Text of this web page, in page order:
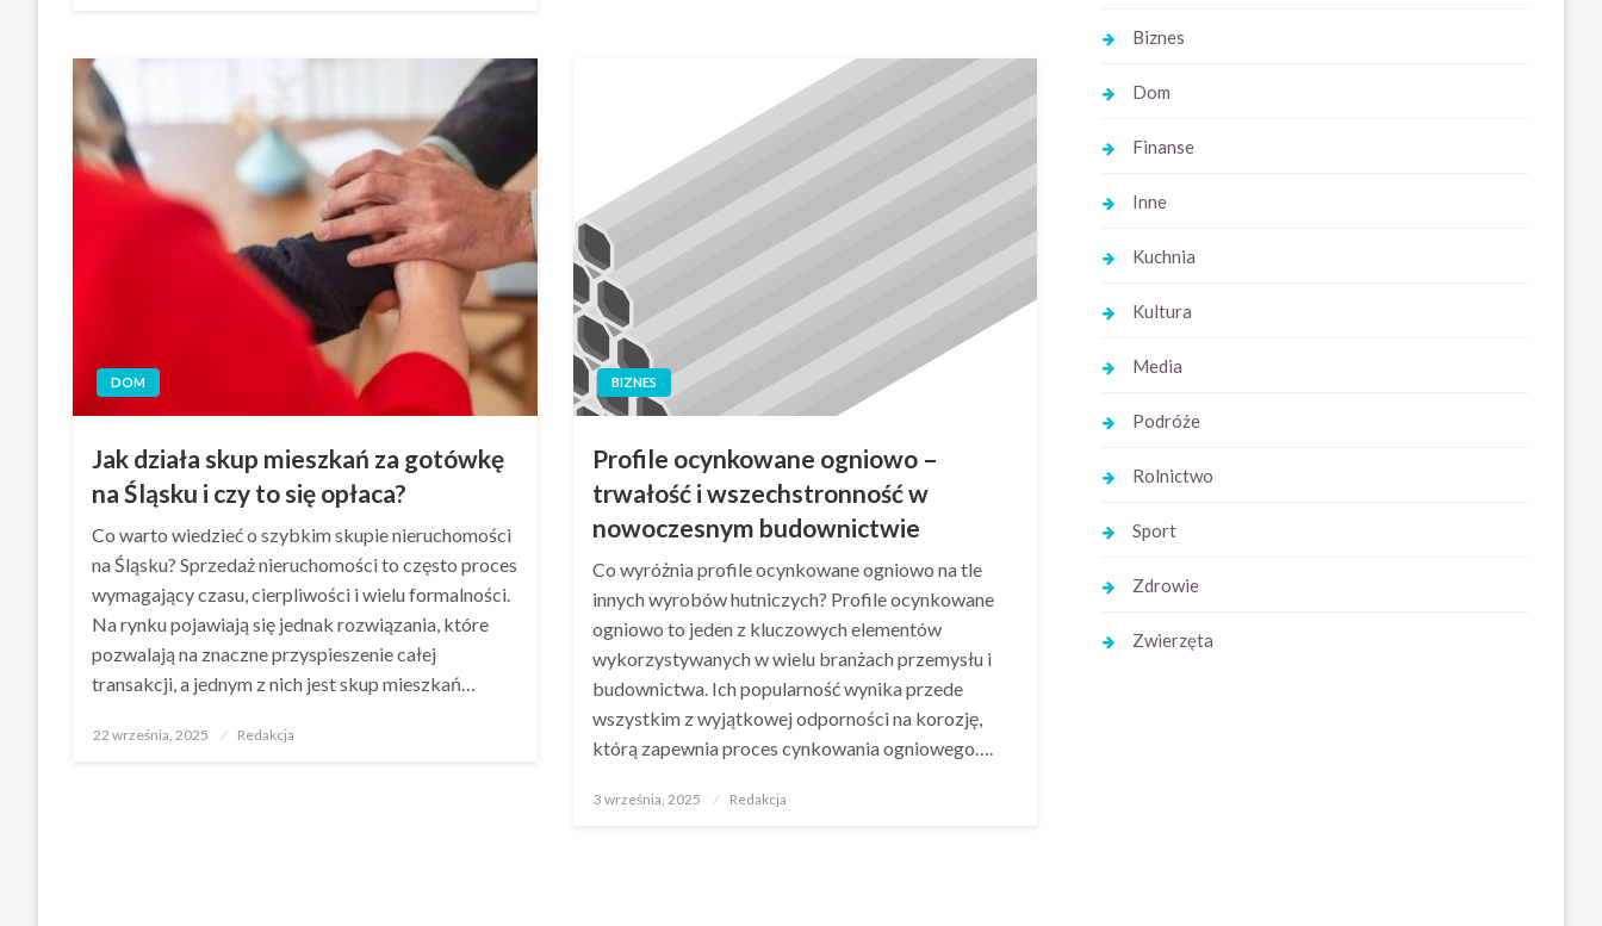
DOM
Jak działa skup mieszkań za gotówkę
na Śląsku i czy to się opłaca?
Co warto wiedzieć o szybkim skupie nieruchomości
na Śląsku? Sprzedaż nieruchomości to często proces
wymagający czasu, cierpliwości i wielu formalności.
Na rynku pojawiają się jednak rozwiązania, które
pozwalają na znaczne przyspieszenie całej
transakcji, a jednym z nich jest skup mieszkań…
Opublikowane
22 września, 2025 Redakcja
BIZNES
Profile ocynkowane ogniowo –
trwałość i wszechstronność w
nowoczesnym budownictwie
Co wyróżnia profile ocynkowane ogniowo na tle
innych wyrobów hutniczych? Profile ocynkowane
ogniowo to jeden z kluczowych elementów
wykorzystywanych w wielu branżach przemysłu i
budownictwa. Ich popularność wynika przede
wszystkim z wyjątkowej odporności na korozję,
którą zapewnia proces cynkowania ogniowego….
Opublikowane
3 września, 2025 Redakcja
Biznes
Dom
Finanse
Inne
Kuchnia
Kultura
Media
Podróże
Rolnictwo
Sport
Zdrowie
Zwierzęta